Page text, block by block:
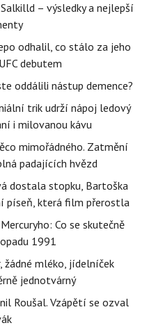
– výsledky a nejlepší
odhalil, co stálo za jeho
debutem
oddálili nástup demence?
trik udrží nápoj ledový
i milovanou kávu
mimořádného. Zatmění
padajících hvězd
dostala stopku, Bartoška
která film přerostla
Co se skutečně
1991
žádné mléko, jídelníček
jednotvárný
Roušal. Vzápětí se ozval